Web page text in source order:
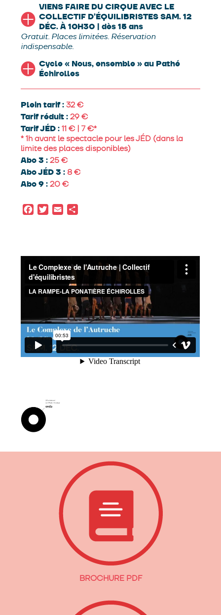
interprètesAntoine Prost, Baptiste Raffanel (en
alternance avec Jake Oob), Meret Meier, Charlie
Courvoisier (en alternance avec Elaine Briant),
Christelle Dubois, Emmanuel Robert, Jatta Borg
(en alternance avec Naloëne Berneron) et
Cassiède, Benjamin Tricha et Danielle Le Pierres
création lumière
Samson Milcentrégie son
Sébastien Finck ou Vincent Hoppe
diffusion, administration
logistique et communicationJatta Borg
ProductionLa Compagnie du Courcirkoui
coproducteurs
Verrerie d’Alès – Pôle National des Arts du
Cirque Occitanie, Archaos – Pôle National des
Arts du Cirque Méditerranée, Scènes et Cinés
Vellein-Scènes CAPI, Le Carré Magique – Pôle
des Arts en Mouvement, L’Espace Catastrophe,
Ska Barré, La Devignère, le Château de Blandy
Les Tours, Zim Zam, La Gare à Coulisse, Smart
Compagnie et la ville de Bordeaux, l’Entrepôt en
Avignon, l’Institut Français du Maroc, CIRCA
Pôle National des Arts du Cirque Auch, le
Conseil départemental de Vaucluse, la DRAC
Provence-Alpes-Côte d’Azur, TDB de Briançon
VIENS FAIRE DU CIRQUE AVEC LE
COLLECTIF D’ÉQUILIBRISTES SAM. 12
DÉC. À 10H30 | dès 15 ans
Gratuit. Places limitées. Réservation
indispensable.
Cycle « Nous, ensemble » au Pathé
Échirolles
Plein tarif :32
Tarif réduit :29
Tarif JÉD :11 € | 7 €*
* 1h avant le spectacle pour les JÉD (dans la
limite des places disponibles)
Abo 3 :25
Abo JÉD 3 :8
Abo 9 :20
Facebook
Twitter
Email
BROCHURE PDF